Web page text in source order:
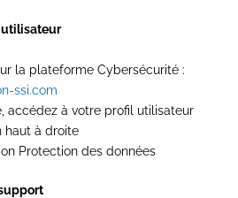
utilisateur
la plateforme Cybersécurité :
ssi.com
accédez à votre profil utilisateur
haut à droite
Protection des données